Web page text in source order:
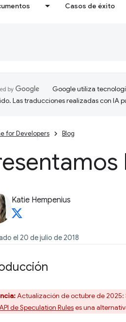
Casos de éxito
Google utiliza
Las traducciones realizadas con IA
for Developers Blog
Katie Hempenius
el 20 de julio de 2018
Actualización de octubre de 2025:
de Speculation Ruleses una